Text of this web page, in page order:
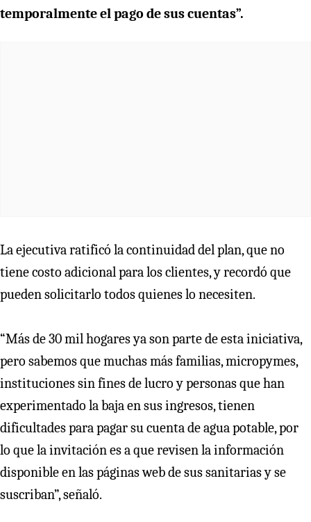
temporalmente el pago de sus cuentas”.
La ejecutiva ratificó la continuidad del plan, que no
tiene costo adicional para los clientes, y recordó que
pueden solicitarlo todos quienes lo necesiten.
“Más de 30 mil hogares ya son parte de esta iniciativa,
pero sabemos que muchas más familias, micropymes,
instituciones sin fines de lucro y personas que han
experimentado la baja en sus ingresos, tienen
dificultades para pagar su cuenta de agua potable, por
lo que la invitación es a que revisen la información
disponible en las páginas web de sus sanitarias y se
suscriban”, señaló.